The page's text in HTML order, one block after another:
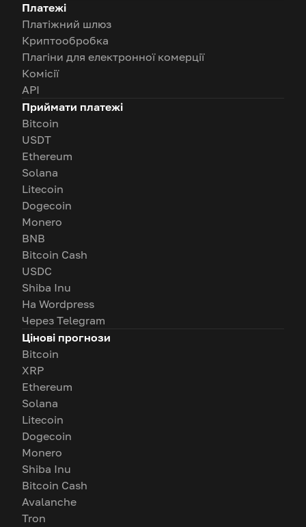
Платежі
Платіжний шлюз
Криптообробка
Плагіни для електронної комерції
Комісії
API
Приймати платежі
Bitcoin
USDT
Ethereum
Solana
Litecoin
Dogecoin
Monero
BNB
Bitcoin Cash
USDC
Shiba Inu
На Wordpress
Через Telegram
Цінові прогнози
Bitcoin
XRP
Ethereum
Solana
Litecoin
Dogecoin
Monero
Shiba Inu
Bitcoin Cash
Avalanche
Tron